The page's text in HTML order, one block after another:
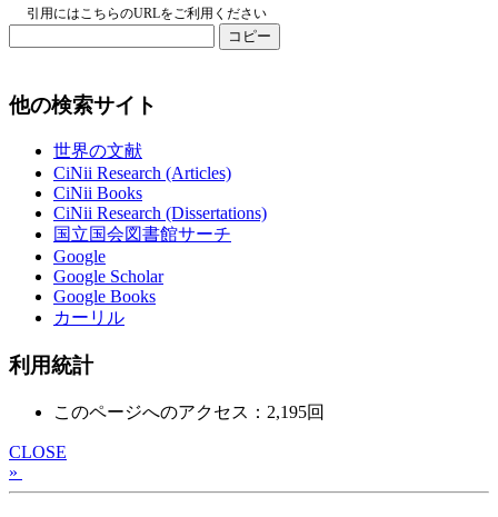
引用にはこちらのURLをご利用ください
コピー
他の検索サイト
世界の文献
CiNii Research (Articles)
CiNii Books
CiNii Research (Dissertations)
国立国会図書館サーチ
Google
Google Scholar
Google Books
カーリル
利用統計
このページへのアクセス：2,195回
CLOSE
»